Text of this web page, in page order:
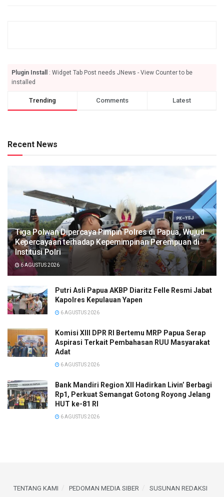
Plugin Install
: Widget Tab Post needs JNews - View Counter to be
installed
Trending Comments Latest
Recent News
Tiga Polwan Dipercaya Pimpin Polres di Papua, Wujud
Kepercayaan terhadap Kepemimpinan Perempuan di
Institusi Polri
6 AGUSTUS 2026
Putri Asli Papua AKBP Diaritz Felle Resmi Jabat
Kapolres Kepulauan Yapen
6 AGUSTUS 2026
Komisi XIII DPR RI Bertemu MRP Papua Serap
Aspirasi Terkait Pembahasan RUU Masyarakat
Adat
6 AGUSTUS 2026
Bank Mandiri Region XII Hadirkan Livin’ Berbagi
Rp1, Perkuat Semangat Gotong Royong Jelang
HUT ke-81 RI
6 AGUSTUS 2026
TENTANG KAMI PEDOMAN MEDIA SIBER SUSUNAN REDAKSI